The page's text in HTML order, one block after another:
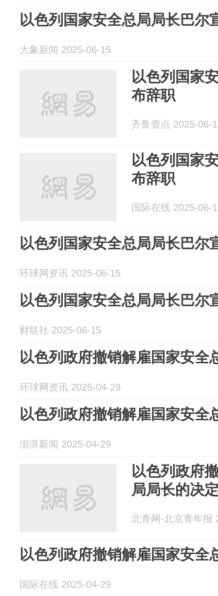
以色列国家安全总局局长巴尔
大象新闻 2025-06-15
以色列国家
布辞职
齐鲁壹点 2025-06-
以色列国家
布辞职
国际在线 2025-06-
以色列国家安全总局局长巴尔
环球网资讯 2025-06-15
以色列国家安全总局局长巴尔
财联社 2025-06-15
以色列政府撤销解雇国家安全
环球网资讯 2025-04-29
以色列政府撤销解雇国家安全
澎湃新闻 2025-04-29
以色列政府
局局长的决
北青网-北京青年报
以色列政府撤销解雇国家安全
国际在线 2025-04-29